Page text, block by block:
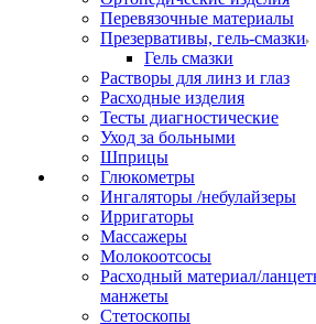
Перевязочные материалы
Презервативы, гель-смазки
Гель смазки
Растворы для линз и глаз
Расходные изделия
Тесты диагностические
Уход за больными
Шприцы
Глюкометры
Ингаляторы /небулайзеры
Ирригаторы
Массажеры
Молокоотсосы
Расходный материал/
манжеты
Стетоскопы